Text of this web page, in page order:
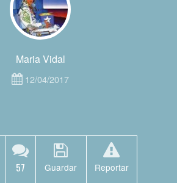
Maria Vidal
12/04/2017
57 Guardar Reportar